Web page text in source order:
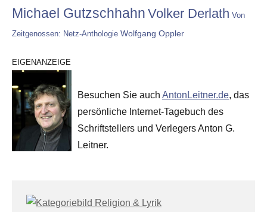
Michael Gutzschhahn Volker Derlath Von
Zeitgenossen: Netz-Anthologie Wolfgang Oppler
EIGENANZEIGE
Besuchen Sie auch AntonLeitner.de, das
persönliche Internet-Tagebuch des
Schriftstellers und Verlegers Anton G.
Leitner.